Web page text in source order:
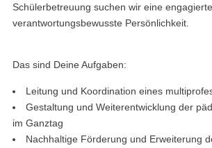
Schülerbetreuung suchen wir eine
verantwortungsbewusste Persönlichkeit.
Das sind Deine Aufgaben:
Leitung und Koordination eines
Gestaltung und Weiterentwicklung der
im Ganztag
Nachhaltige Förderung und Erweiterung